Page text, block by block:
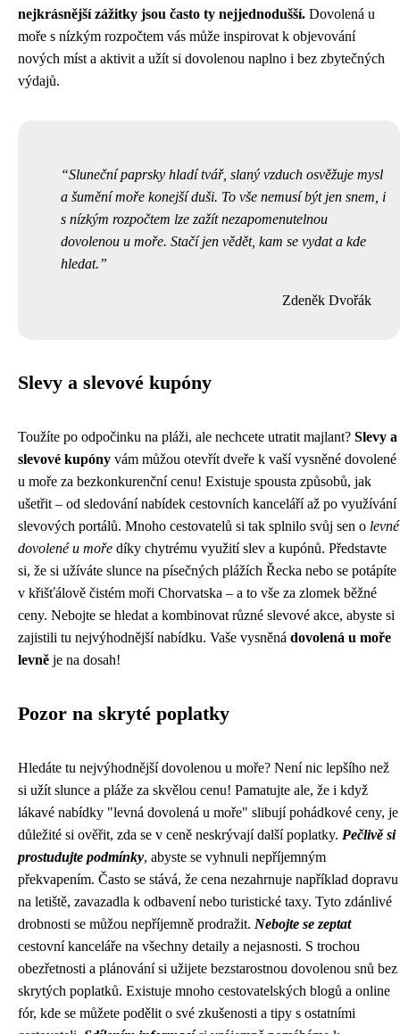
nejkrásnější zážitky jsou často ty nejjednodušší. Dovolená u
moře s nízkým rozpočtem vás může inspirovat k objevování
nových míst a aktivit a užít si dovolenou naplno i bez zbytečných
výdajů.
Sluneční paprsky hladí tvář, slaný vzduch osvěžuje mysl
a šumění moře konejší duši. To vše nemusí být jen snem, i
s nízkým rozpočtem lze zažít nezapomenutelnou
dovolenou u moře. Stačí jen vědět, kam se vydat a kde
hledat.
Zdeněk Dvořák
Slevy a slevové kupóny
Toužíte po odpočinku na pláži, ale nechcete utratit majlant? Slevy a
slevové kupóny vám můžou otevřít dveře k vaší vysněné dovolené
u moře za bezkonkurenční cenu! Existuje spousta způsobů, jak
ušetřit – od sledování nabídek cestovních kanceláří až po využívání
slevových portálů. Mnoho cestovatelů si tak splnilo svůj sen o levné
dovolené u moře díky chytrému využití slev a kupónů. Představte
si, že si užíváte slunce na písečných plážích Řecka nebo se potápíte
v křišťálově čistém moři Chorvatska – a to vše za zlomek běžné
ceny. Nebojte se hledat a kombinovat různé slevové akce, abyste si
zajistili tu nejvýhodnější nabídku. Vaše vysněná dovolená u moře
levně je na dosah!
Pozor na skryté poplatky
Hledáte tu nejvýhodnější dovolenou u moře? Není nic lepšího než
si užít slunce a pláže za skvělou cenu! Pamatujte ale, že i když
lákavé nabídky "levná dovolená u moře" slibují pohádkové ceny, je
důležité si ověřit, zda se v ceně neskrývají další poplatky. Pečlivě si
prostudujte podmínky, abyste se vyhnuli nepříjemným
překvapením. Často se stává, že cena nezahrnuje například dopravu
na letiště, zavazadla k odbavení nebo turistické taxy. Tyto zdánlivé
drobnosti se můžou nepříjemně prodražit. Nebojte se zeptat
cestovní kanceláře na všechny detaily a nejasnosti. S trochou
obezřetnosti a plánování si užijete bezstarostnou dovolenou snů bez
skrytých poplatků. Existuje mnoho cestovatelských blogů a online
fór, kde se můžete podělit o své zkušenosti a tipy s ostatními